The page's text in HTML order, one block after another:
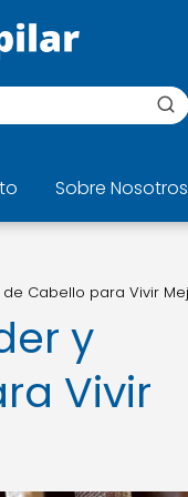
Sobre Nosotros
Cabello para Vivir
y
Vivir